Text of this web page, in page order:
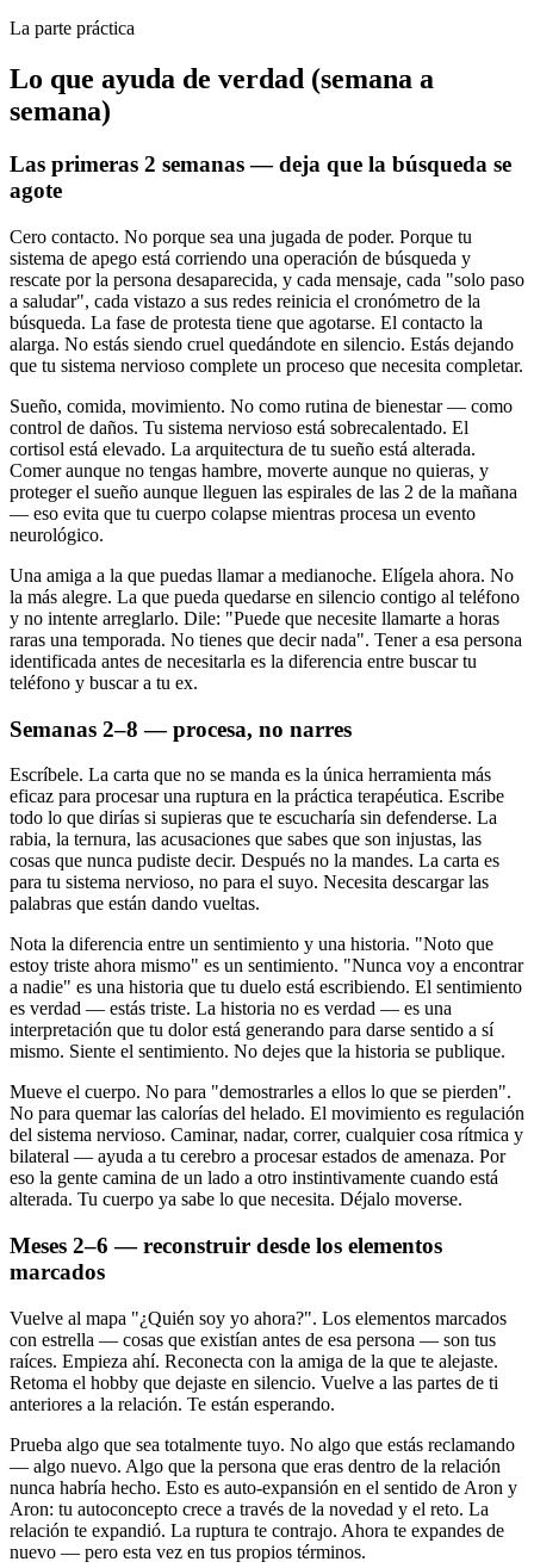
La parte práctica
Lo que ayuda de verdad (semana a
semana)
Las primeras 2 semanas — deja que la búsqueda se
agote
Cero contacto. No porque sea una jugada de poder. Porque tu
sistema de apego está corriendo una operación de búsqueda y
rescate por la persona desaparecida, y cada mensaje, cada "solo paso
a saludar", cada vistazo a sus redes reinicia el cronómetro de la
búsqueda. La fase de protesta tiene que agotarse. El contacto la
alarga. No estás siendo cruel quedándote en silencio. Estás dejando
que tu sistema nervioso complete un proceso que necesita completar.
Sueño, comida, movimiento. No como rutina de bienestar — como
control de daños. Tu sistema nervioso está sobrecalentado. El
cortisol está elevado. La arquitectura de tu sueño está alterada.
Comer aunque no tengas hambre, moverte aunque no quieras, y
proteger el sueño aunque lleguen las espirales de las 2 de la mañana
— eso evita que tu cuerpo colapse mientras procesa un evento
neurológico.
Una amiga a la que puedas llamar a medianoche. Elígela ahora. No
la más alegre. La que pueda quedarse en silencio contigo al teléfono
y no intente arreglarlo. Dile: "Puede que necesite llamarte a horas
raras una temporada. No tienes que decir nada". Tener a esa persona
identificada antes de necesitarla es la diferencia entre buscar tu
teléfono y buscar a tu ex.
Semanas 2–8 — procesa, no narres
Escríbele. La carta que no se manda es la única herramienta más
eficaz para procesar una ruptura en la práctica terapéutica. Escribe
todo lo que dirías si supieras que te escucharía sin defenderse. La
rabia, la ternura, las acusaciones que sabes que son injustas, las
cosas que nunca pudiste decir. Después no la mandes. La carta es
para tu sistema nervioso, no para el suyo. Necesita descargar las
palabras que están dando vueltas.
Nota la diferencia entre un sentimiento y una historia. "Noto que
estoy triste ahora mismo" es un sentimiento. "Nunca voy a encontrar
a nadie" es una historia que tu duelo está escribiendo. El sentimiento
es verdad — estás triste. La historia no es verdad — es una
interpretación que tu dolor está generando para darse sentido a sí
mismo. Siente el sentimiento. No dejes que la historia se publique.
Mueve el cuerpo. No para "demostrarles a ellos lo que se pierden".
No para quemar las calorías del helado. El movimiento es regulación
del sistema nervioso. Caminar, nadar, correr, cualquier cosa rítmica y
bilateral — ayuda a tu cerebro a procesar estados de amenaza. Por
eso la gente camina de un lado a otro instintivamente cuando está
alterada. Tu cuerpo ya sabe lo que necesita. Déjalo moverse.
Meses 2–6 — reconstruir desde los elementos
marcados
Vuelve al mapa "¿Quién soy yo ahora?". Los elementos marcados
con estrella — cosas que existían antes de esa persona — son tus
raíces. Empieza ahí. Reconecta con la amiga de la que te alejaste.
Retoma el hobby que dejaste en silencio. Vuelve a las partes de ti
anteriores a la relación. Te están esperando.
Prueba algo que sea totalmente tuyo. No algo que estás reclamando
— algo nuevo. Algo que la persona que eras dentro de la relación
nunca habría hecho. Esto es auto-expansión en el sentido de Aron y
Aron: tu autoconcepto crece a través de la novedad y el reto. La
relación te expandió. La ruptura te contrajo. Ahora te expandes de
nuevo — pero esta vez en tus propios términos.